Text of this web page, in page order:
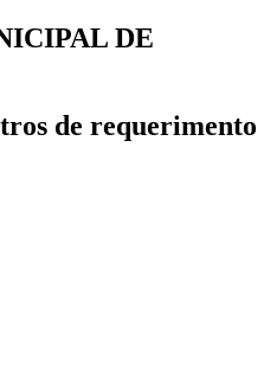
DE
de requerimento